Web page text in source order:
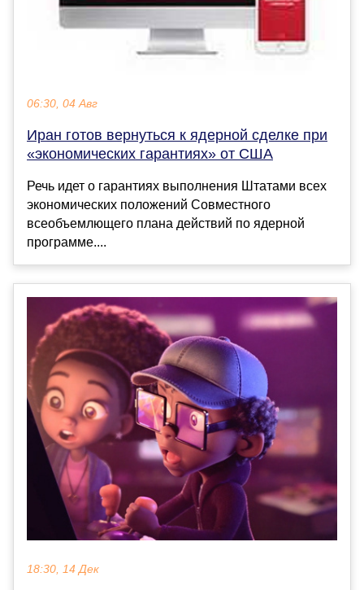
06:30, 04 Авг
Иран готов вернуться к ядерной сделке при
«экономических гарантиях» от США
Речь идет о гарантиях выполнения Штатами всех
экономических положений Совместного
всеобъемлющего плана действий по ядерной
программе....
18:30, 14 Дек